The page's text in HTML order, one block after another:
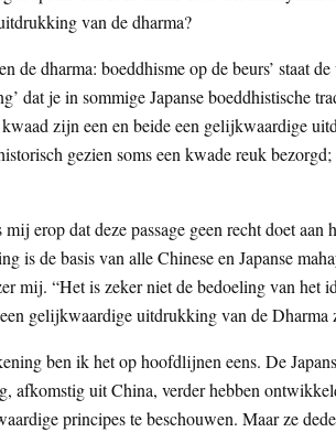
van de dharma?
de dharma: boeddhisme op de beurs’ staat
dat je in sommige Japanse boeddhistische
zijn een en beide een gelijkwaardige
gezien soms een kwade reuk
erop dat deze passage geen recht doet
is de basis van alle Chinese en Japanse
mij. “Het is zeker niet de bedoeling van
gelijkwaardige uitdrukking van de Dharma
ben ik het op hoofdlijnen eens. De
afkomstig uit China, verder hebben
principes te beschouwen. Maar ze